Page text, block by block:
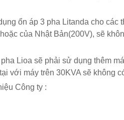
ổn áp 3 pha Litanda cho các
của Nhật Bản(200V), sẽ
Lioa sẽ phải sử dụng thêm
với máy trên 30KVA sẽ không
Công ty :